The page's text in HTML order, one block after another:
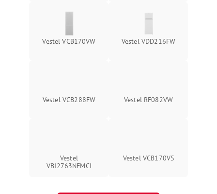
Vestel VCB170VW Vestel VDD216FW
Vestel VCB288FW Vestel RF082VW
Vestel
VBI2763NFMCI
Vestel VCB170VS